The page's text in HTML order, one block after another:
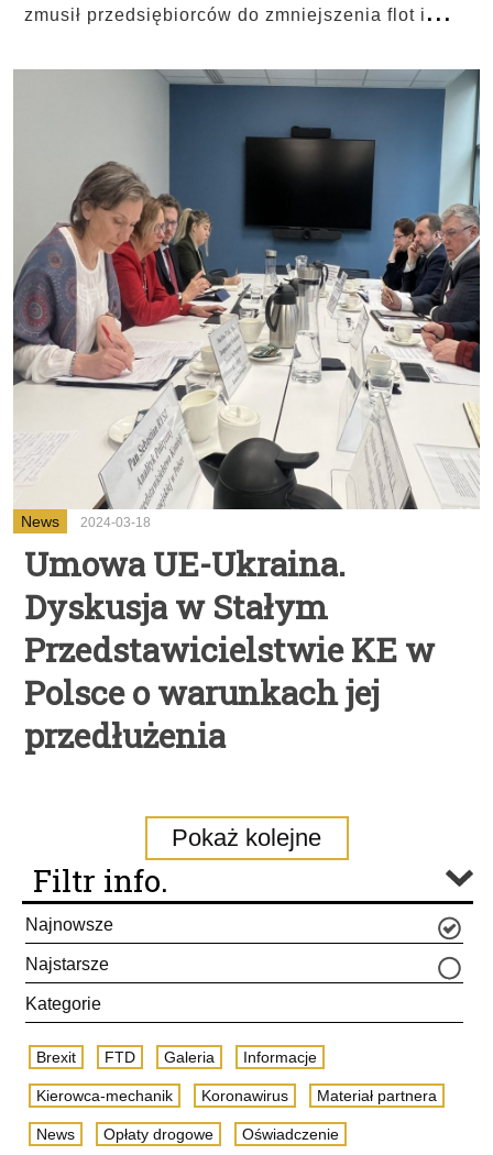
zmusił przedsiębiorców do zmniejszenia flot i ...
News 2024-03-18
Umowa UE-Ukraina.
Dyskusja w Stałym
Przedstawicielstwie KE w
Polsce o warunkach jej
przedłużenia
Pokaż kolejne
Filtr info.
Najnowsze
Najstarsze
Kategorie
Brexit FTD Galeria Informacje
Kierowca-mechanik Koronawirus Materiał partnera
News Opłaty drogowe Oświadczenie